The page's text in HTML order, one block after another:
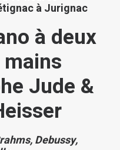
à Jurignac
à deux
Jude &
Debussy,